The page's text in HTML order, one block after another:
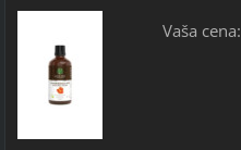
Vaša cena: